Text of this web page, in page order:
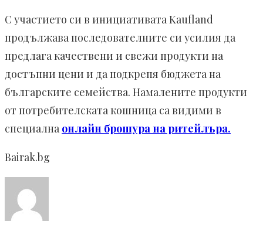
С участието си в инициативата Kaufland
продължава последователните си усилия да
предлага качествени и свежи продукти на
достъпни цени и да подкрепя бюджета на
българските семейства. Намалените продукти
от потребителската кошница са видими в
специална онлайн брошура на ритейлъра.
Bairak.bg